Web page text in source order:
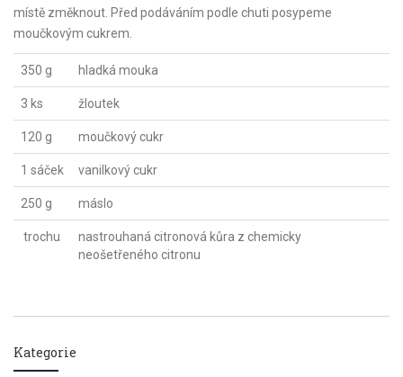
místě změknout. Před podáváním podle chuti posypeme
moučkovým cukrem.
350 g hladká mouka
3 ks žloutek
120 g moučkový cukr
1 sáček vanilkový cukr
250 g máslo
trochu
nastrouhaná citronová kůra z chemicky
neošetřeného citronu
Kategorie